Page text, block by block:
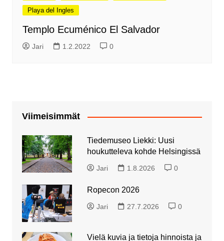
Playa del Ingles
Templo Ecuménico El Salvador
Jari 1.2.2022 0
Viimeisimmät
Tiedemuseo Liekki: Uusi
houkutteleva kohde Helsingissä
Jari 1.8.2026 0
Ropecon 2026
Jari 27.7.2026 0
Vielä kuvia ja tietoja hinnoista ja